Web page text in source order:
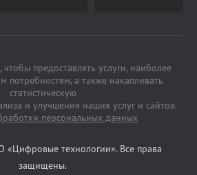
предоставлять услуги, наиболее
потребностям, а также накапливать
статистическую
и улучшения наших услуг и сайтов.
персональных данных
технологии». Все права
защищены.